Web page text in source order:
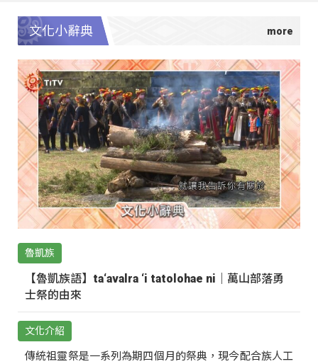
文化小辭典
魯凱族
【魯凱族語】ta‘avalra ‘i tatolohae ni｜萬山部落勇
士祭的由來
文化介紹
傳統祖靈祭是一系列為期四個月的祭典，現今配合族人工